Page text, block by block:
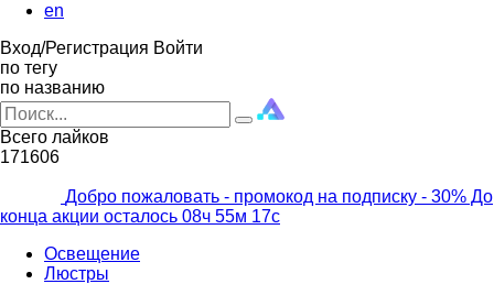
en
Вход/Регистрация Войти
по тегу
по названию
Всего лайков
171606
Добро пожаловать - промокод на подписку - 30% До
конца акции осталось 08ч 55м 15с
Освещение
Люстры